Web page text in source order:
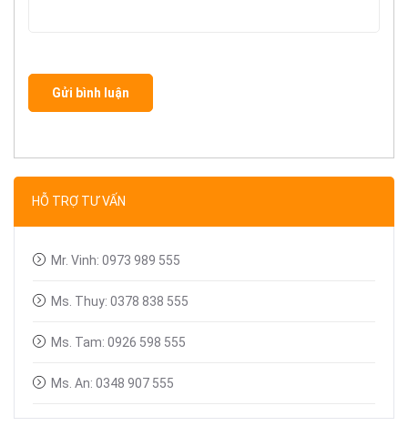
HỖ TRỢ TƯ VẤN
Mr. Vinh: 0973 989 555
Ms. Thuy: 0378 838 555
Ms. Tam: 0926 598 555
Ms. An: 0348 907 555
Gửi bình luận